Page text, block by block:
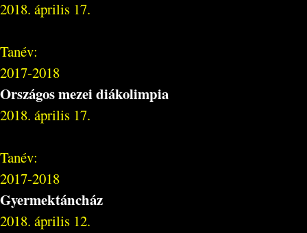
2018. április 17.
Tanév:
2017-2018
Országos mezei diákolimpia
2018. április 17.
Tanév:
2017-2018
Gyermektáncház
2018. április 12.